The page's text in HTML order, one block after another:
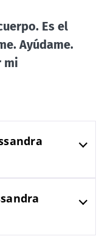
Es el
Ayúdame.
mi